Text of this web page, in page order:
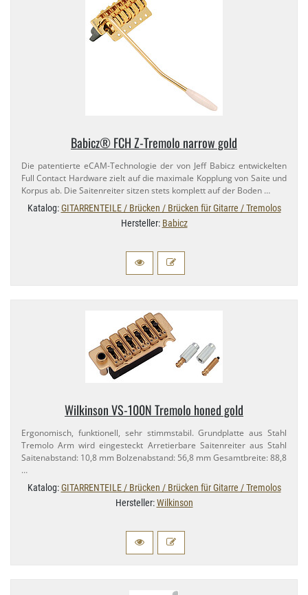
Babicz® FCH Z-​Tremolo narrow gold
Die patentierte eCAM-​Technologie der von Jeff Babicz entwickelten
Full Contact Hardware zielt auf die maximale Kopplung von Saite und
Korpus ab. Die Saitenreiter sitzen stets komplett auf der Boden …
Katalog:GITARRENTEILE / Brücken / Brücken für Gitarre / Tremolos
Hersteller: Babicz
Wilkinson VS-​100N Tremolo honed gold
Ergonomisch, funktionell, sehr stimmstabil. Grundplatte aus Stahl
Tremolo Arm wird eingesteckt Arretierbare Saitenreiter aus Stahl
Saitenabstand: 10,​8 mm Bolzenabstand: 56,​8 mm Gesamtbreite: 88,​8
…
Katalog:GITARRENTEILE / Brücken / Brücken für Gitarre / Tremolos
Hersteller:Wilkinson